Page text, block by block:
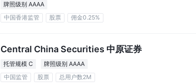
牌照级别 AAAA
中国香港监管
股票 佣金0.25%
Central China Securities 中原证券
托管规模 C
牌照级别 AAAA
中国监管
股票 总用户数2M